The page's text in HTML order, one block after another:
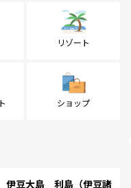
リゾート
ショップ
豆大島 利島（伊豆諸